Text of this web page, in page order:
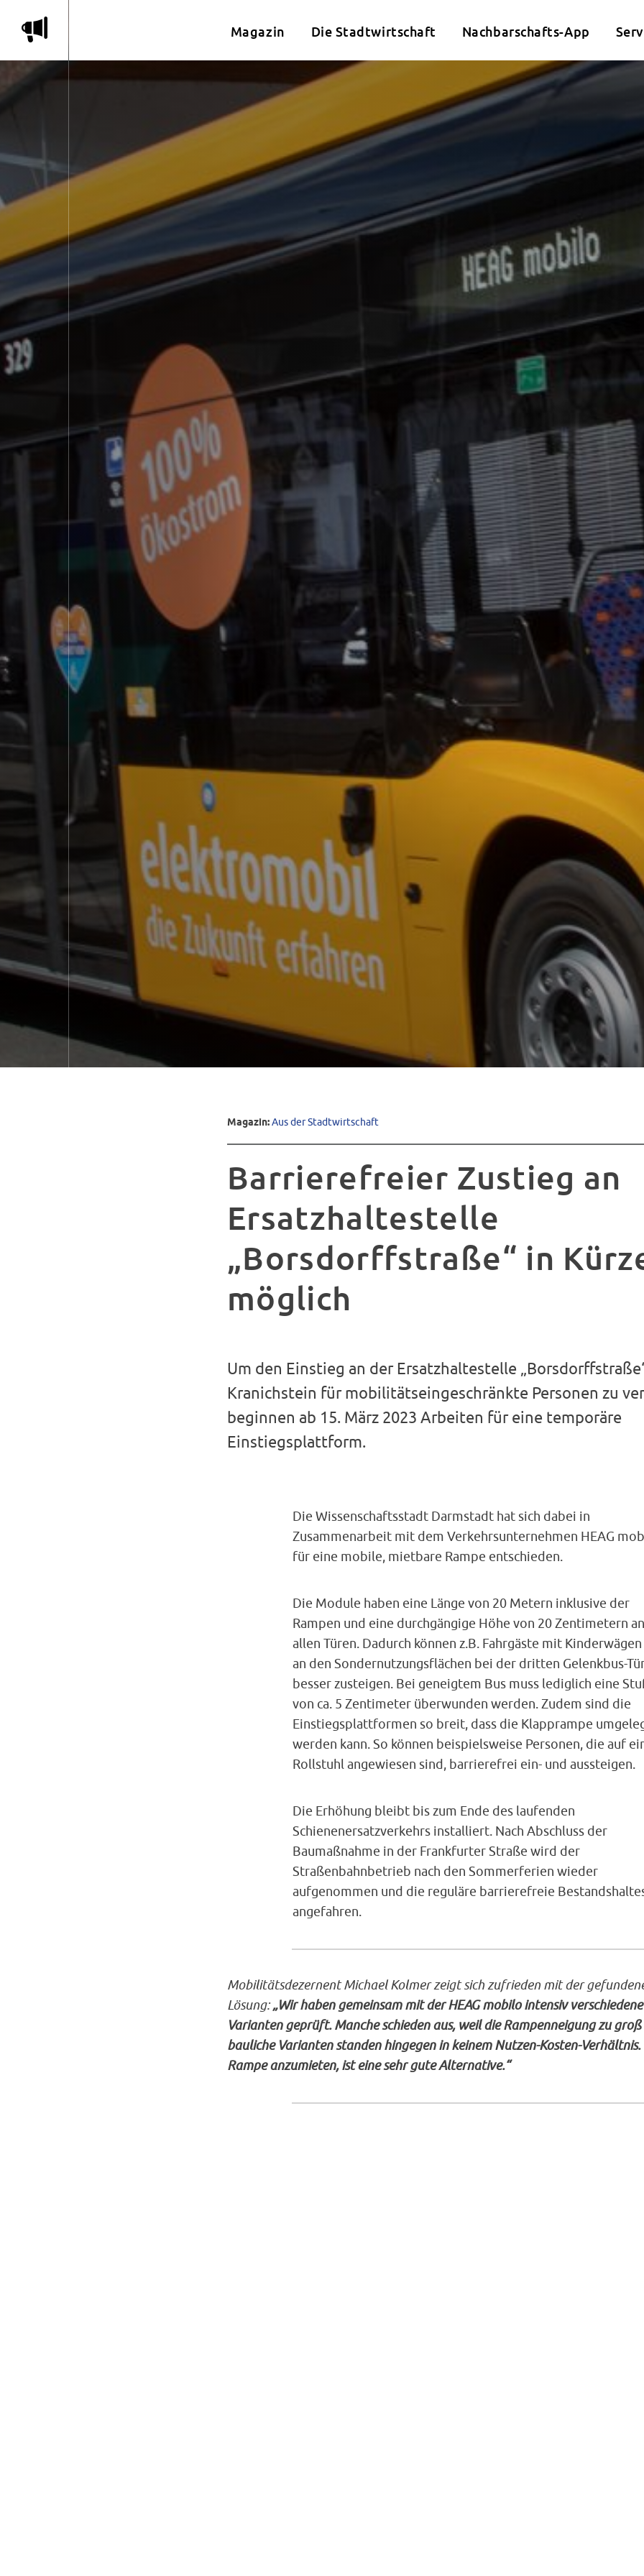
m Magazin Die Stadtwirtschaft Nachbarschafts-App
Magazin:Aus der Stadtwirtschaft
Barrierefreier Zustieg an
Ersatzhaltestelle
„Borsdorffstraße“ in
möglich
Um den Einstieg an der Ersatzhaltestelle
Kranichstein für mobilitätseingeschränkte Personen zu
beginnen ab 15. März 2023 Arbeiten für eine temporäre
Einstiegsplattform.
Die Wissenschaftsstadt Darmstadt hat sich dabei in
Zusammenarbeit mit dem Verkehrsunternehmen HEAG
für eine mobile, mietbare Rampe entschieden.
Die Module haben eine Länge von 20 Metern inklusive der
Rampen und eine durchgängige Höhe von 20 Zentimetern an
allen Türen. Dadurch können z.B. Fahrgäste mit Kinderwägen
an den Sondernutzungsflächen bei der dritten Gelenkbus-
besser zusteigen. Bei geneigtem Bus muss lediglich eine
von ca. 5 Zentimeter überwunden werden. Zudem sind die
Einstiegsplattformen so breit, dass die Klapprampe
werden kann. So können beispielsweise Personen, die auf
Rollstuhl angewiesen sind, barrierefrei ein- und aussteigen.
Die Erhöhung bleibt bis zum Ende des laufenden
Schienenersatzverkehrs installiert. Nach Abschluss der
Baumaßnahme in der Frankfurter Straße wird der
Straßenbahnbetrieb nach den Sommerferien wieder
aufgenommen und die reguläre barrierefreie
angefahren.
Mobilitätsdezernent Michael Kolmer zeigt sich zufrieden mit der
Lösung:„Wir haben gemeinsam mit der HEAG mobilo intensiv verschiedene
Varianten geprüft. Manche schieden aus, weil die Rampenneigung zu
bauliche Varianten standen hingegen in keinem Nutzen-Kosten-Verhältnis.
Rampe anzumieten, ist eine sehr gute Alternative.“